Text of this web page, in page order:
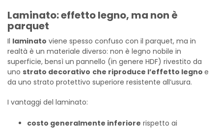
Laminato: effetto legno, ma non è
parquet
Il laminato viene spesso confuso con il parquet, ma in
realtà è un materiale diverso: non è legno nobile in
superficie, bensì un pannello (in genere HDF) rivestito da
uno strato decorativo che riproduce l’effetto legno e
da uno strato protettivo superiore resistente all’usura.
I vantaggi del laminato:
costo generalmente inferiore rispetto ai